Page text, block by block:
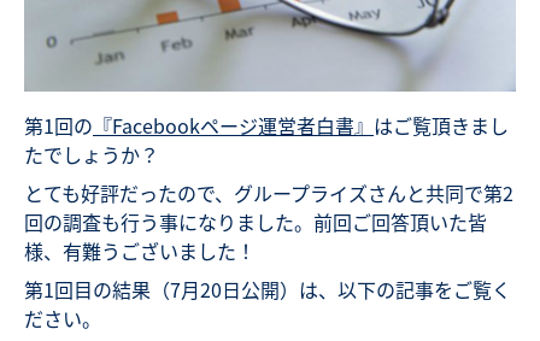
第1回の 『Facebookページ運営者白書』 はご覧頂きまし
たでしょうか？
とても好評だったので、グループライズさんと共同で第2
回の調査も行う事になりました。前回ご回答頂いた皆
様、有難うございました！
第1回目の結果（7月20日公開）は、以下の記事をご覧く
ださい。